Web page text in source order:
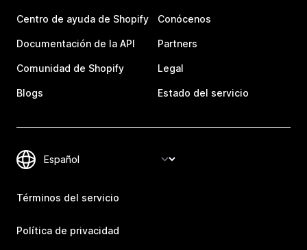
Centro de ayuda de Shopify
Documentación de la API
Comunidad de Shopify
Blogs
Conócenos
Partners
Legal
Estado del servicio
Términos del servicio
Política de privacidad